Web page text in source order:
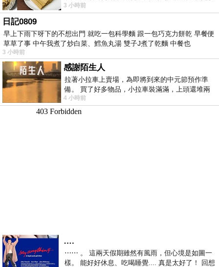
才多藝、陽光開朗的形象，不僅保留在電影
3 小時前
日記0809
早上下雨下呀下的不想出門 就吃一包科學麵 跟一包巧克力餅乾 早餐便
草草了事 中午我煮了炒白菜、鱈魚丸湯 雙子J煮了乾麵 中餐也
3 小時前
感謝陌生人
拉著小拉車上賣場，為即將到來的中元節預作準
備。 買了好多物品，小拉車裝滿滿，上頭還堆兩
紙箱。 雖辛苦了點，這點程度我一個人搬
4 小時前
….
⋯⋯ 。 這兩天假期雖然有風雨，但心境是如圖一
樣。 能好好休息、吃喝睡覺.... 真是太好了！ 回想